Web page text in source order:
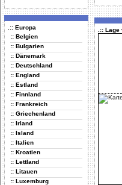
.:: Europa
:: Belgien
:: Bulgarien
:: Dänemark
:: Deutschland
:: England
:: Estland
:: Finnland
:: Frankreich
:: Griechenland
:: Irland
:: Island
:: Italien
:: Kroatien
:: Lettland
:: Litauen
:: Luxemburg
.::